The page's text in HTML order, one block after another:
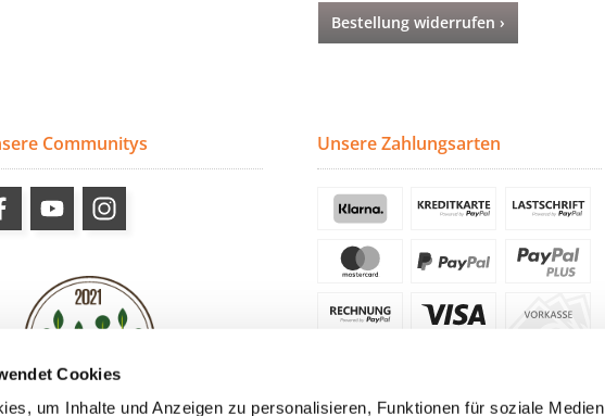
Cookies
um Inhalte und Anzeigen zu personalisieren, Funktionen für soziale Medien
Bestellung widerrufen ›
Communitys Unsere Zahlungsarten